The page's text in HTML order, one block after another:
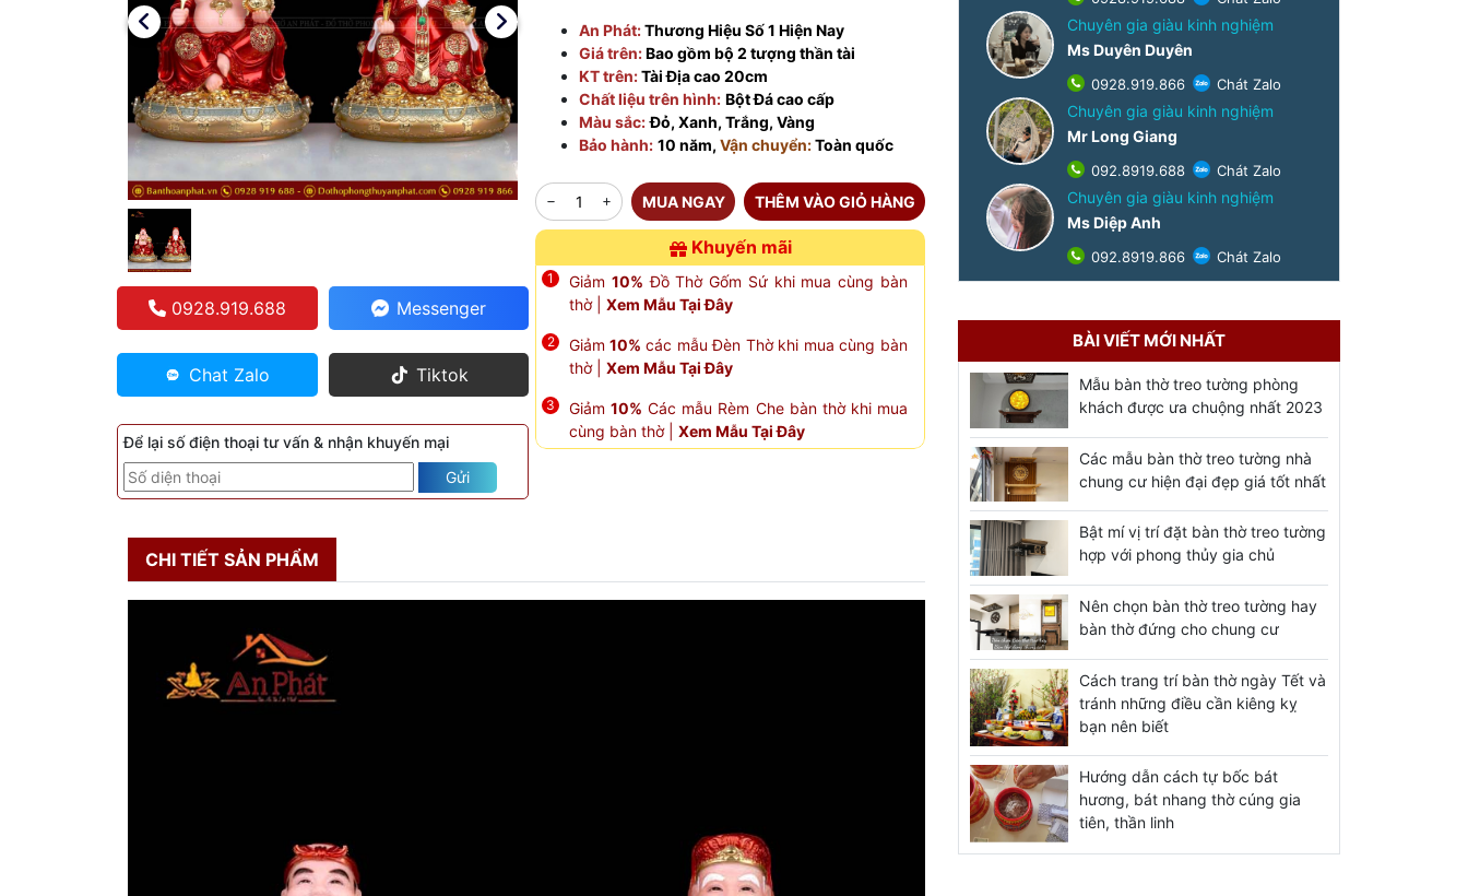
0928.919.688 Messenger
Chat Zalo Tiktok
Để lại số điện thoại tư vấn & nhận khuyến mại
Gửi
An Phát:Thương Hiệu Số 1 Hiện Nay
Giá trên:Bao gồm bộ 2 tượng thần tài
KT trên:Tài Địa cao 20cm
Chất liệu trên hình: Bột Đá cao cấp
Màu sắc: Đỏ, Xanh, Trắng, Vàng
Bảo hành: 10 năm, Vận chuyển:Toàn quốc
MUA NGAY THÊM VÀO GIỎ HÀNG
Khuyến mãi
Giảm 10% Đồ Thờ Gốm Sứ khi mua cùng bàn
thờ | Xem Mẫu Tại Đây
Giảm 10% các mẫu Đèn Thờ khi mua cùng bàn
thờ | Xem Mẫu Tại Đây
Giảm10% Các mẫu Rèm Che bàn thờ khi mua
cùng bàn thờ | Xem Mẫu Tại Đây
CHI TIẾT SẢN PHẨM
Chuyên gia giàu kinh nghiệm
Ms Duyên Duyên
0928.919.866 Chát Zalo
Chuyên gia giàu kinh nghiệm
Mr Long Giang
092.8919.688 Chát Zalo
Chuyên gia giàu kinh nghiệm
Ms Diệp Anh
092.8919.866 Chát Zalo
BÀI VIẾT MỚI NHẤT
Mẫu bàn thờ treo tường phòng
khách được ưa chuộng nhất 2023
Các mẫu bàn thờ treo tường nhà
chung cư hiện đại đẹp giá tốt nhất
Bật mí vị trí đặt bàn thờ treo tường
hợp với phong thủy gia chủ
Nên chọn bàn thờ treo tường hay
bàn thờ đứng cho chung cư
Cách trang trí bàn thờ ngày Tết và
tránh những điều cần kiêng kỵ
bạn nên biết
Hướng dẫn cách tự bốc bát
hương, bát nhang thờ cúng gia
tiên, thần linh